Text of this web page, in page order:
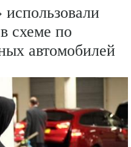
схеме по
автомобилей